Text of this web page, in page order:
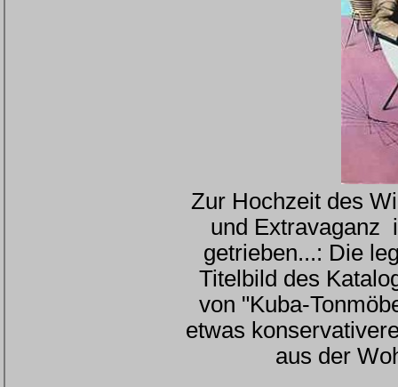
Zur Hochzeit des
und Extravaganz
getrieben...: Die
Titelbild des
von "Kuba-
etwas
aus der